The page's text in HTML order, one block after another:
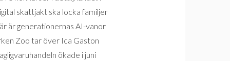
skattjakt ska locka familjer
är generationernas AI-vanor
Zoo tar över Ica Gaston
ökade i juni